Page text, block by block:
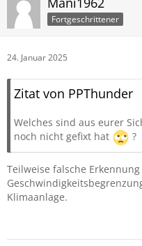
Fortgeschrittener
24. Januar 2025
Zitat von PPThunder
Welches sind aus eurer
noch nicht gefixt hat
?
Teilweise falsche
Klimaanlage.